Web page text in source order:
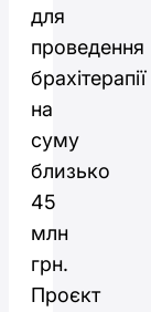
для
проведення
брахітерапії
на
суму
близько
45
млн
грн.
Проєкт